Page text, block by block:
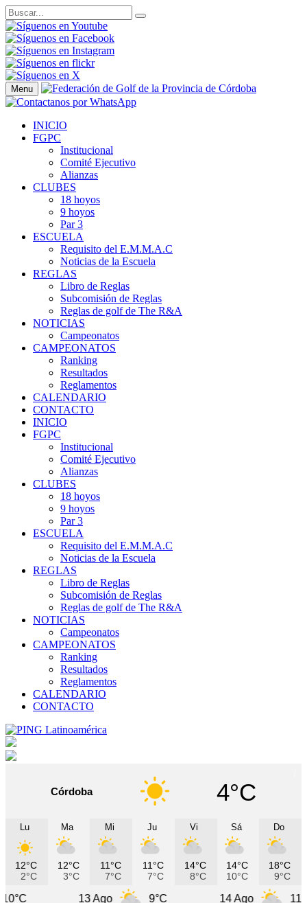
Menu
INICIO
FGPC
Institucional
Comité Ejecutivo
Alianzas
CLUBES
18 hoyos
9 hoyos
Par 3
ESCUELA
Requisito del E.M.M.A.C
Noticias de la Escuela
REGLAS
Libro de Reglas
Subcomisión de Reglas
Reglas de golf de The R&A
NOTICIAS
Campeonatos
CAMPEONATOS
Ranking
Resultados
Reglamentos
CALENDARIO
CONTACTO
INICIO
FGPC
Institucional
Comité Ejecutivo
Alianzas
CLUBES
18 hoyos
9 hoyos
Par 3
ESCUELA
Requisito del E.M.M.A.C
Noticias de la Escuela
REGLAS
Libro de Reglas
Subcomisión de Reglas
Reglas de golf de The R&A
NOTICIAS
Campeonatos
CAMPEONATOS
Ranking
Resultados
Reglamentos
CALENDARIO
CONTACTO
Córdoba 4°C
Lu
12°C
2°C
Ma
12°C
3°C
Mi
11°C
7°C
Ju
11°C
7°C
Vi
14°C
8°C
Sá
14°C
10°C
Do
18°C
9°C
9°C 11°C